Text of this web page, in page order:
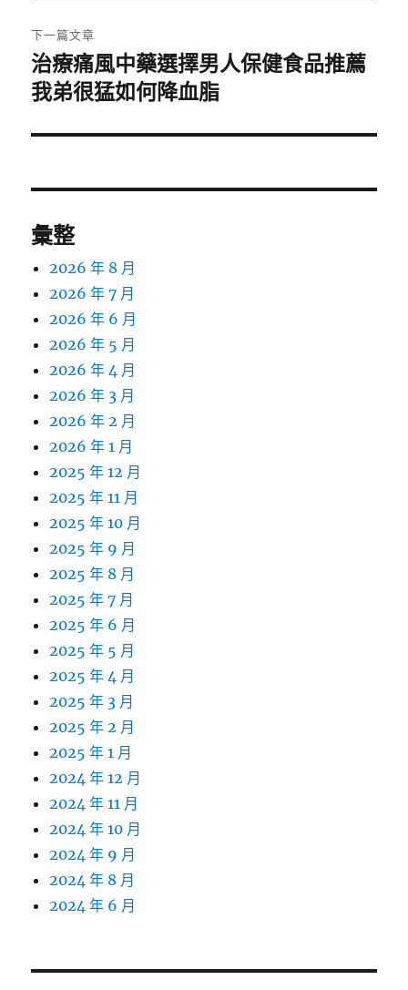
章:
下一篇文章
下
一
文
治療痛風中藥選擇男人保健食品推薦
我弟很猛如何降血脂
彙整
2026 年 8 月
2026 年 7 月
2026 年 6 月
2026 年 5 月
2026 年 4 月
2026 年 3 月
2026 年 2 月
2026 年 1 月
2025 年 12 月
2025 年 11 月
2025 年 10 月
2025 年 9 月
2025 年 8 月
2025 年 7 月
2025 年 6 月
2025 年 5 月
2025 年 4 月
2025 年 3 月
2025 年 2 月
2025 年 1 月
2024 年 12 月
2024 年 11 月
2024 年 10 月
2024 年 9 月
2024 年 8 月
2024 年 6 月